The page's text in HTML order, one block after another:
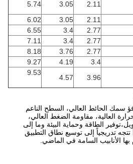
2.11
3.05
5.74
2.11
3.05
6.02
2.77
3.4
6.55
2.77
3.4
7.11
2.77
3.76
8.18
3.4
4.19
9.27
3.96
4.57
9.53
الحائط العالي، السطح الناعم
العالية، مقاومة الضغط العالي،
الطاقة وحماية البيئة وما إلى
تتجه تدريجياً إلى توسيع نطاق التطبيق
الأنابيب السامة في الماضي.